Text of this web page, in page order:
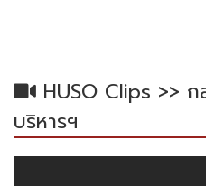
HUSO Clips >>
บริหารฯ